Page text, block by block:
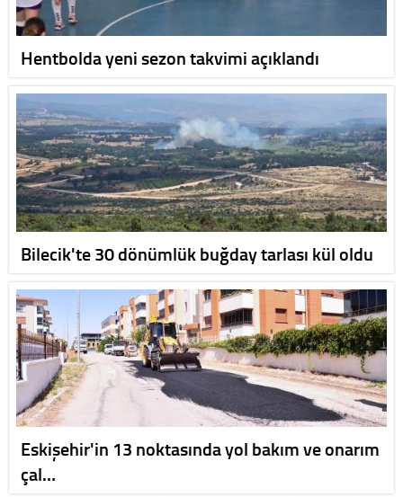
Hentbolda yeni sezon takvimi açıklandı
Bilecik'te 30 dönümlük buğday tarlası kül oldu
Eskişehir'in 13 noktasında yol bakım ve onarım
çal…